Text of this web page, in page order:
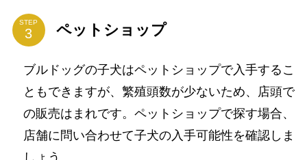
STEP ペットショップ
ブルドッグの子犬はペットショップで入手するこ
ともできますが、繁殖頭数が少ないため、店頭で
の販売はまれです。ペットショップで探す場合、
店舗に問い合わせて子犬の入手可能性を確認しま
しょう。